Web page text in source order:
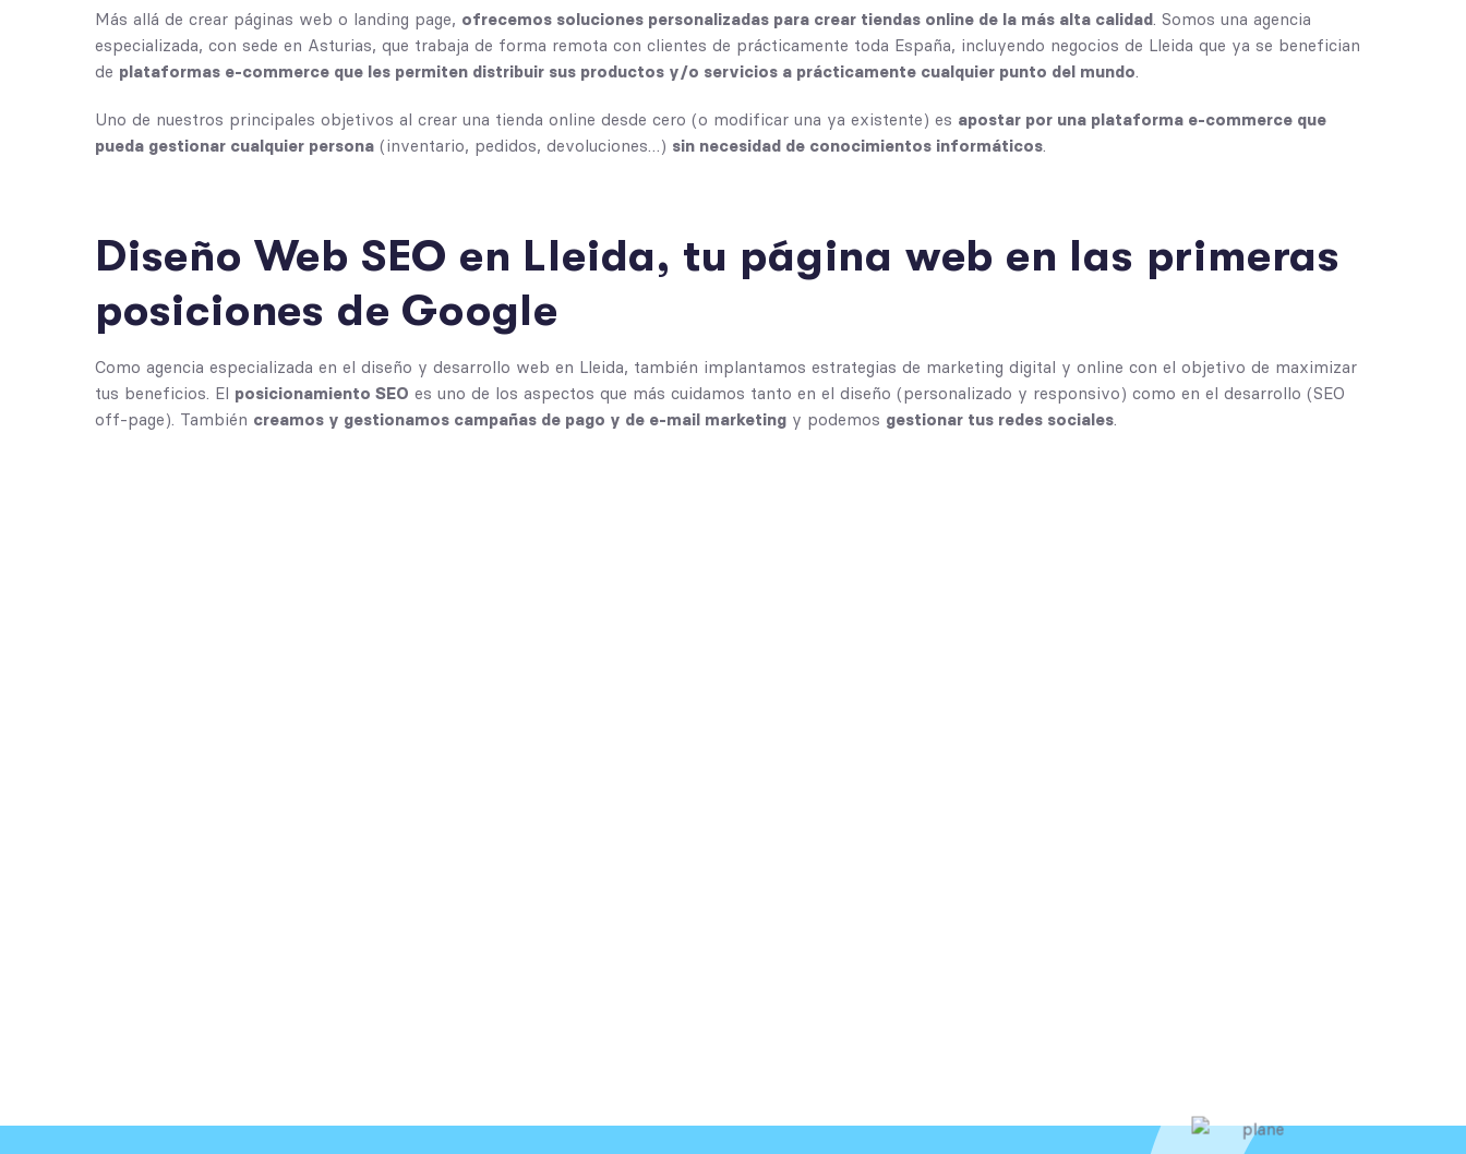
Más allá de crear páginas web o landing page, ofrecemos soluciones personalizadas para crear tiendas online de la más alta calidad. Somos una agencia
especializada, con sede en Asturias, que trabaja de forma remota con clientes de prácticamente toda España, incluyendo negocios de Lleida que ya se benefician
de plataformas e-commerce que les permiten distribuir sus productos y/o servicios a prácticamente cualquier punto del mundo.
Uno de nuestros principales objetivos al crear una tienda online desde cero (o modificar una ya existente) es apostar por una plataforma e-commerce que
pueda gestionar cualquier persona (inventario, pedidos, devoluciones…) sin necesidad de conocimientos informáticos.
Diseño Web SEO en Lleida, tu página web en las primeras
posiciones de Google
Como agencia especializada en el diseño y desarrollo web en Lleida, también implantamos estrategias de marketing digital y online con el objetivo de maximizar
tus beneficios. El posicionamiento SEO es uno de los aspectos que más cuidamos tanto en el diseño (personalizado y responsivo) como en el desarrollo (SEO
off-page). También creamos y gestionamos campañas de pago y de e-mail marketing y podemos gestionar tus redes sociales.